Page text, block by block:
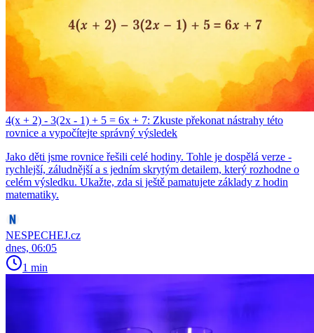
4(x + 2) - 3(2x - 1) + 5 = 6x + 7: Zkuste překonat nástrahy této
rovnice a vypočítejte správný výsledek
Jako děti jsme rovnice řešili celé hodiny. Tohle je dospělá verze -
rychlejší, záludnější a s jedním skrytým detailem, který rozhodne o
celém výsledku. Ukažte, zda si ještě pamatujete základy z hodin
matematiky.
NESPECHEJ.cz
dnes, 06:05
1 min